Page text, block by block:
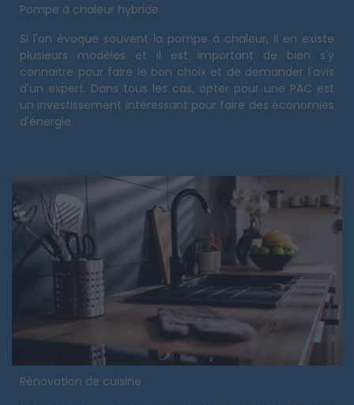
Pompe à chaleur hybride
Si l'on évoque souvent la pompe à chaleur, il en existe
plusieurs modèles et il est important de bien s'y
connaitre pour faire le bon choix et de demander l'avis
d'un expert. Dans tous les cas, opter pour une PAC est
un investissement intéressant pour faire des économies
d'énergie.
Rénovation de cuisine